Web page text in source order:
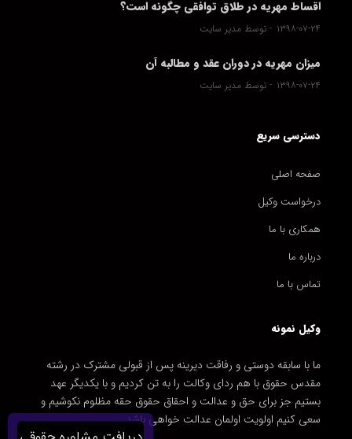
اقساط مهریه در طلاق توافقی چگونه است؟
۱۳۹۸-۰۷-۲۴ توسط مدیر سایت
میزان مهریه در دوران عقد و مطالبه آن
۱۳۹۸-۰۷-۲۴ توسط مدیر سایت
دسترسی سریع
صفحه اصلی
درخواست وکیل
همکاری با ما
درباره ما
تماس با ما
وکیل نمونه
ما با سابقه دوستی و رفاقت دیرینه پس از قبولی مشترک در رشته
مقدس حقوق با هم ردای وکالت را به تن کردیم و با یکدیگر عهد
بستیم جز برای حق و عدالت و احقاق حقوق حقه مظلوم نکوشیم و
سعی کنیم اولویت اولمان عدالت خواهی باشد.